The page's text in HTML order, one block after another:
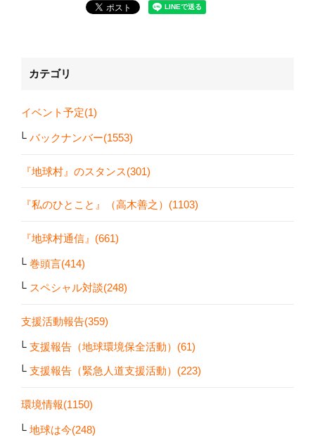
カテゴリ
イベント予定(1)
バックナンバー(1553)
『地球村』のスタンス(301)
『私のひとこと』（高木善之）(1103)
『地球村通信』(661)
巻頭言(414)
スペシャル対談(248)
支援活動報告(359)
支援報告（地球環境保全活動）(61)
支援報告（緊急人道支援活動）(223)
環境情報(1150)
地球は今(248)